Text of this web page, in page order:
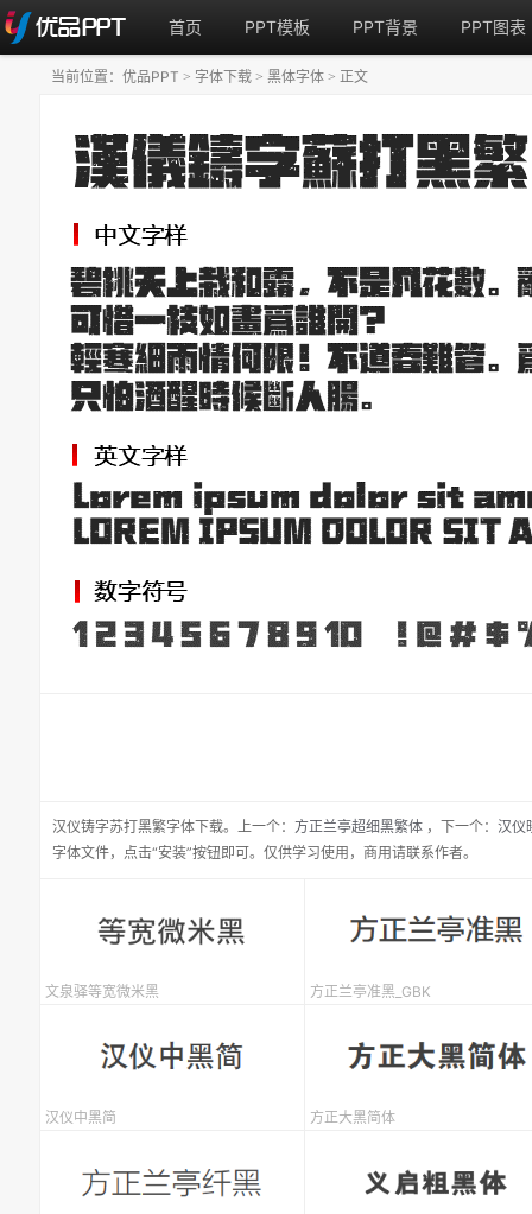
首页 PPT模板 PPT背景 PPT图表
汉仪铸字苏打黑繁字体下载。 上一个： 方正兰亭超细黑繁体 ， 下一个： 汉仪
字体文件，点击“安装”按钮即可。仅供学习使用，商用请联系作者。
当前位置： 优品PPT > 字体下载 > 黑体字体 > 正文
文泉驿等宽微米黑 方正兰亭准黑_GBK
汉仪中黑简 方正大黑简体